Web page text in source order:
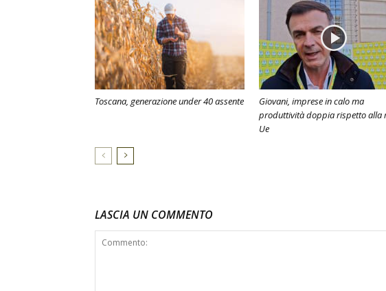
Toscana, generazione under 40 assente
Giovani, imprese in calo ma
produttività doppia rispetto alla
Ue
LASCIA UN COMMENTO